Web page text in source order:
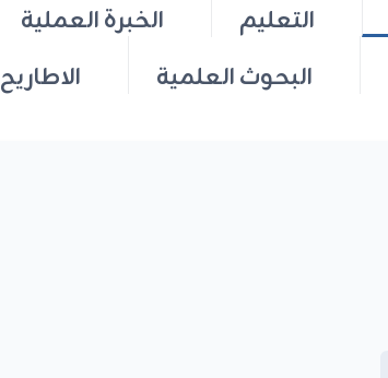
التعليم الخبرة العملية
البحوث العلمية الاطاريح